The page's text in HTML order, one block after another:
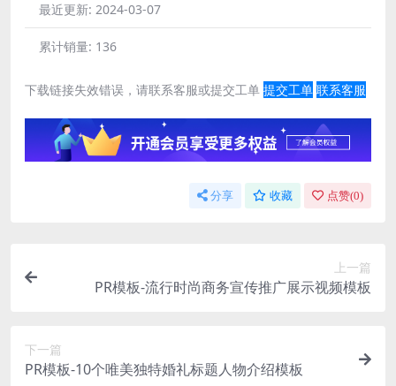
最近更新: 2024-03-07
累计销量: 136
下载链接失效错误，请联系客服或提交工单 提交工单 联系客服
分享 收藏 点赞(0)
上一篇
PR模板-流行时尚商务宣传推广展示视频模板
下一篇
PR模板-10个唯美独特婚礼标题人物介绍模板